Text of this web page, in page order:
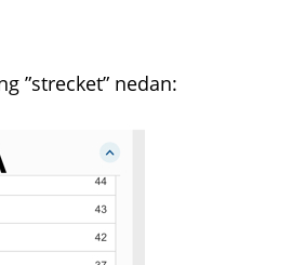
”strecket” nedan: